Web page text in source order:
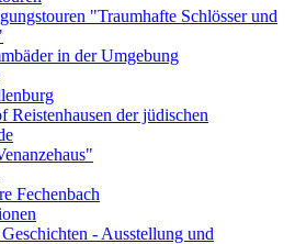
"Traumhafte Schlösser und
in der Umgebung
Reistenhausen der jüdischen
Fechenbach
- Ausstellung und